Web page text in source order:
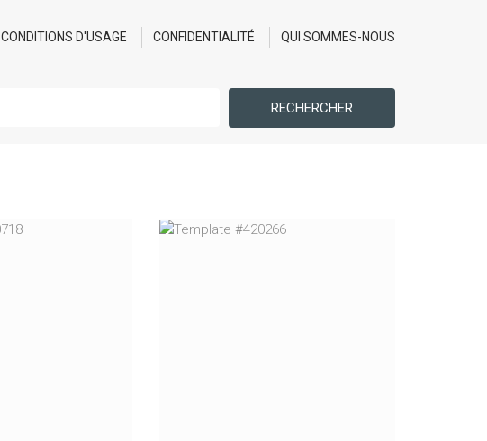
CONDITIONS D'USAGE CONFIDENTIALITÉ QUI SOMMES-NOUS
RECHERCHER